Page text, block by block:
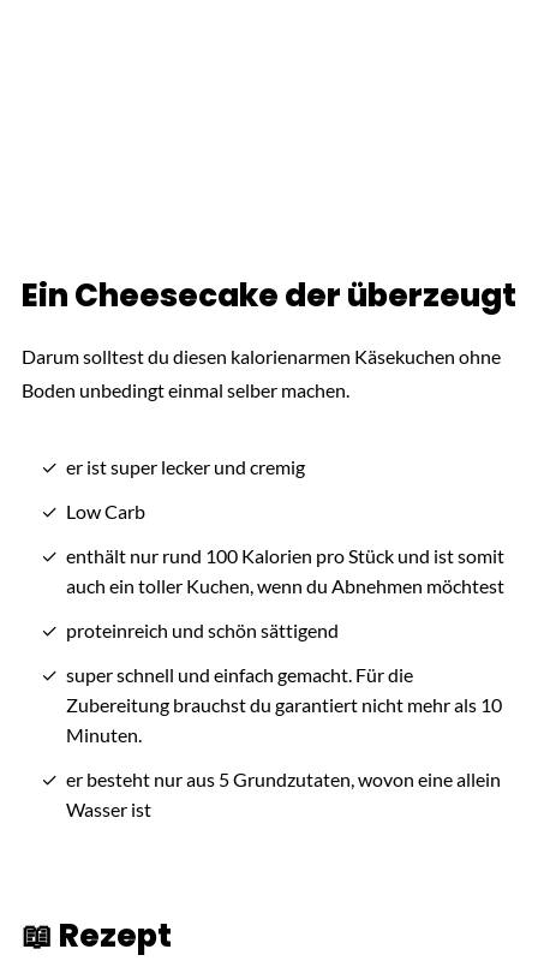
Ein Cheesecake der überzeugt
Darum solltest du diesen kalorienarmen Käsekuchen ohne
Boden unbedingt einmal selber machen.
er ist super lecker und cremig
Low Carb
enthält nur rund 100 Kalorien pro Stück und ist somit
auch ein toller Kuchen, wenn du Abnehmen möchtest
proteinreich und schön sättigend
super schnell und einfach gemacht. Für die
Zubereitung brauchst du garantiert nicht mehr als 10
Minuten.
er besteht nur aus 5 Grundzutaten, wovon eine allein
Wasser ist
📖 Rezept